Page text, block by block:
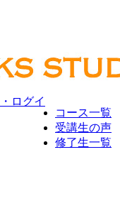
ログイ
コース一覧
受講生の声
修了生一覧